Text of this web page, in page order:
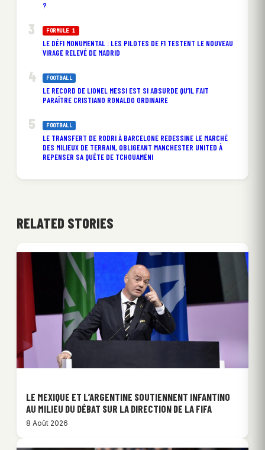
?
FORMULE 1
LE DÉFI MONUMENTAL : LES PILOTES DE F1 TESTENT LE NOUVEAU
VIRAGE RELEVÉ DE MADRID
FOOTBALL
LE RECORD DE LIONEL MESSI EST SI ABSURDE QU’IL FAIT
PARAÎTRE CRISTIANO RONALDO ORDINAIRE
FOOTBALL
LE TRANSFERT DE RODRI À BARCELONE REDESSINE LE MARCHÉ
DES MILIEUX DE TERRAIN, OBLIGEANT MANCHESTER UNITED À
REPENSER SA QUÊTE DE TCHOUAMÉNI
RELATED STORIES
LE MEXIQUE ET L’ARGENTINE SOUTIENNENT INFANTINO
AU MILIEU DU DÉBAT SUR LA DIRECTION DE LA FIFA
8 Août 2026